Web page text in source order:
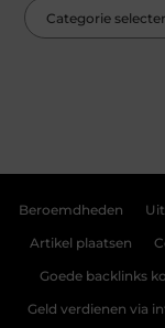
Beroemdheden
Artikel plaatsen
Goede backlinks
Geld verdienen via